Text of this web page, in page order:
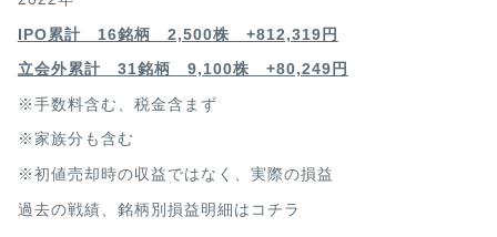
IPO累計 16銘柄 2,500株 +812,319円
立会外累計 31銘柄 9,100株 +80,249円
※手数料含む、税金含まず
※家族分も含む
※初値売却時の収益ではなく、実際の損益
過去の戦績、銘柄別損益明細は コチラ